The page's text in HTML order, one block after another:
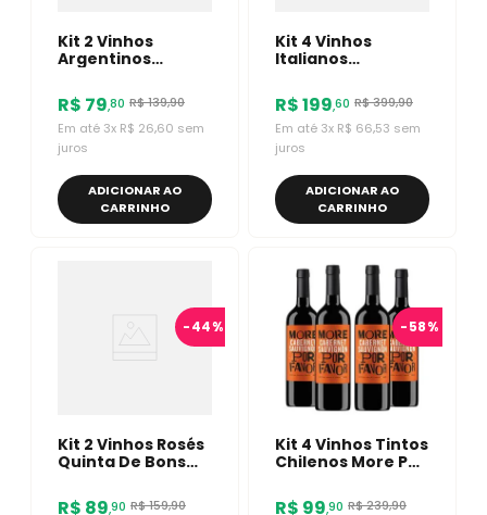
Kit 2 Vinhos
Argentinos
Marte Malbec
R$ 79,80 R$139,90
Em até 3x R$ 26,60 sem
juros
ADICIONAR AO
CARRINHO
Kit 4 Vinhos
Italianos
E Pinot Grigio
R$199,60 R$399,90
Em até 3x R$ 66,53 sem
juros
ADICIONAR AO
CARRINHO
-44%
Kit 2 Vinhos Rosés
Quinta De Bons
Vistamar Brisa
R$ 89,90 R$159,90
-58%
Kit 4 Vinhos Tintos
Chilenos More Por
Sauvignon
R$ 99,90 R$239,90